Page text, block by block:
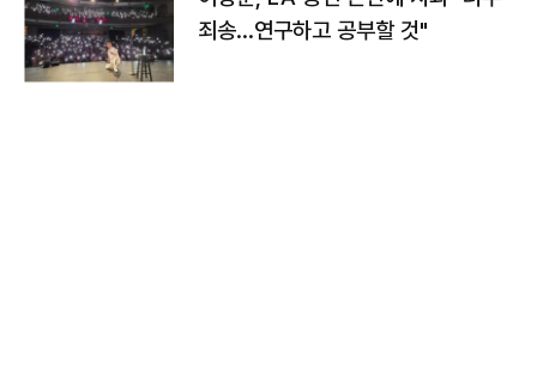
죄송…연구하고 공부할 것"